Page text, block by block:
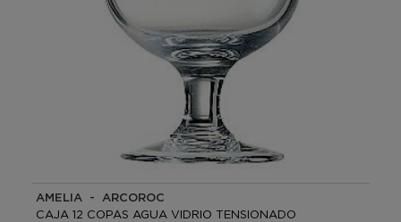
AMELIA - ARCOROC
CAJA 12 COPAS AGUA VIDRIO TENSIONADO